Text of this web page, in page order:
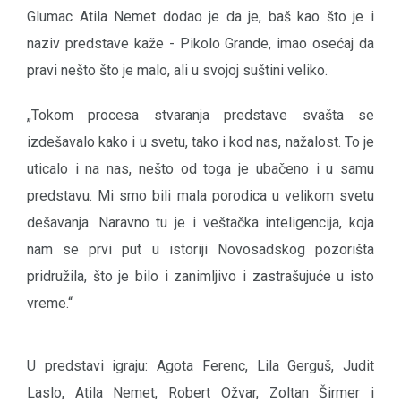
Glumac Atila Nemet dodao je da je, baš kao što je i
naziv predstave kaže - Pikolo Grande, imao osećaj da
pravi nešto što je malo, ali u svojoj suštini veliko.
„Tokom procesa stvaranja predstave svašta se
izdešavalo kako i u svetu, tako i kod nas, nažalost. To je
uticalo i na nas, nešto od toga je ubačeno i u samu
predstavu. Mi smo bili mala porodica u velikom svetu
dešavanja. Naravno tu je i veštačka inteligencija, koja
nam se prvi put u istoriji Novosadskog pozorišta
pridružila, što je bilo i zanimljivo i zastrašujuće u isto
vreme.“
U predstavi igraju: Agota Ferenc, Lila Gerguš, Judit
Laslo, Atila Nemet, Robert Ožvar, Zoltan Širmer i